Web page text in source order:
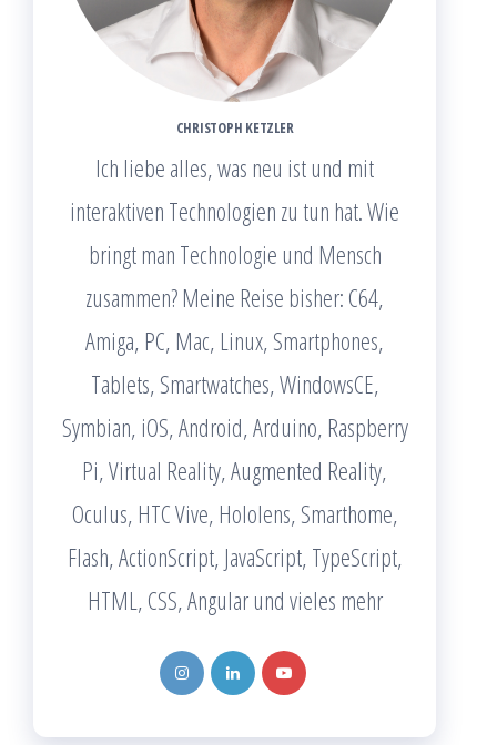
CHRISTOPH KETZLER
Ich liebe alles, was neu ist und mit
interaktiven Technologien zu tun hat. Wie
bringt man Technologie und Mensch
zusammen? Meine Reise bisher: C64,
Amiga, PC, Mac, Linux, Smartphones,
Tablets, Smartwatches, WindowsCE,
Symbian, iOS, Android, Arduino, Raspberry
Pi, Virtual Reality, Augmented Reality,
Oculus, HTC Vive, Hololens, Smarthome,
Flash, ActionScript, JavaScript, TypeScript,
HTML, CSS, Angular und vieles mehr